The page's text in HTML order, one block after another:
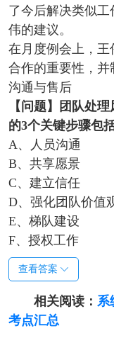
了今后解决类似
伟的建议。
在月度例会上，王
合作的重要性，
沟通与售后
【问题】
团队处
的3个关键步骤包
A、人员沟通
B、共享愿景
C、建立信任
D、强化团队价值
E、梯队建设
F、授权工作
查看答案
相关阅读： 系
考点汇总